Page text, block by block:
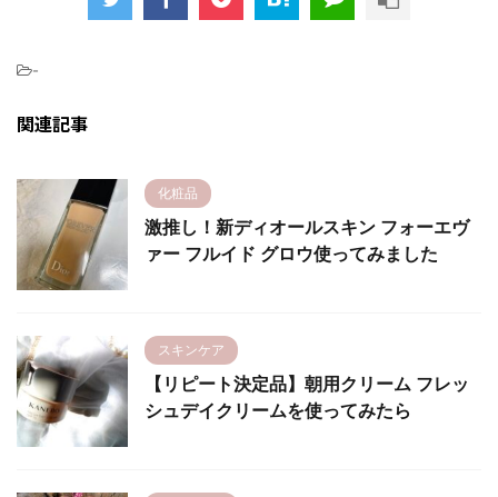
-
関連記事
化粧品
激推し！新ディオールスキン フォーエヴ
ァー フルイド グロウ使ってみました
スキンケア
【リピート決定品】朝用クリーム フレッ
シュデイクリームを使ってみたら